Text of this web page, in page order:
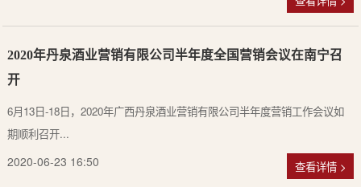
2020年丹泉酒业营销有限公司半年度全国营销会议在南宁召
开
6月13日-18日，2020年广西丹泉酒业营销有限公司半年度营销工作会议如
期顺利召开...
2020-06-23 16:50 查看详情 >